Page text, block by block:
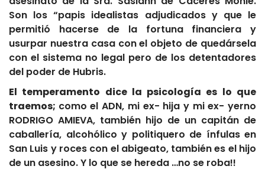
Son los “papis idealistas adjudicados y que le
permitió hacerse de la fortuna financiera y
usurpar nuestra casa con el objeto de quedársela
con el sistema no legal pero de los detentadores
del poder de Hubris.
El temperamento dice la psicología es lo que
traemos; como el ADN, mi ex- hija y mi ex- yerno
RODRIGO AMIEVA, también hijo de un capitán de
caballería, alcohólico y politiquero de ínfulas en
San Luis y roces con el abigeato, también es el hijo
de un asesino. Y lo que se hereda …no se roba!!